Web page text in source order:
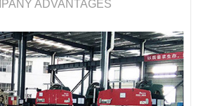
ADVANTAGES